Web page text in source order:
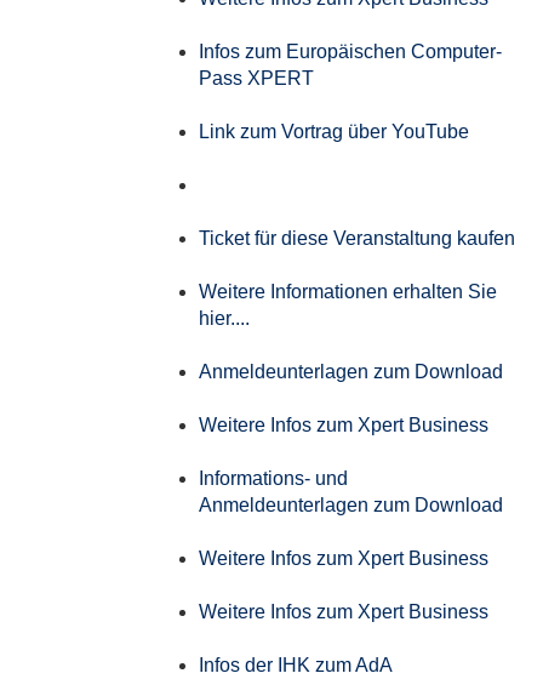
Infos zum Europäischen Computer-
Pass XPERT
Link zum Vortrag über YouTube
Ticket für diese Veranstaltung kaufen
Weitere Informationen erhalten Sie
hier....
Anmeldeunterlagen zum Download
Weitere Infos zum Xpert Business
Informations- und
Anmeldeunterlagen zum Download
Weitere Infos zum Xpert Business
Weitere Infos zum Xpert Business
Infos der IHK zum AdA